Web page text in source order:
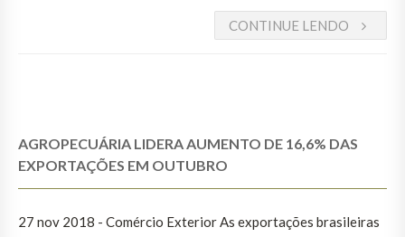
CONTINUE LENDO
AGROPECUÁRIA LIDERA AUMENTO DE 16,6% DAS
EXPORTAÇÕES EM OUTUBRO
27 nov 2018 - Comércio Exterior As exportações brasileiras